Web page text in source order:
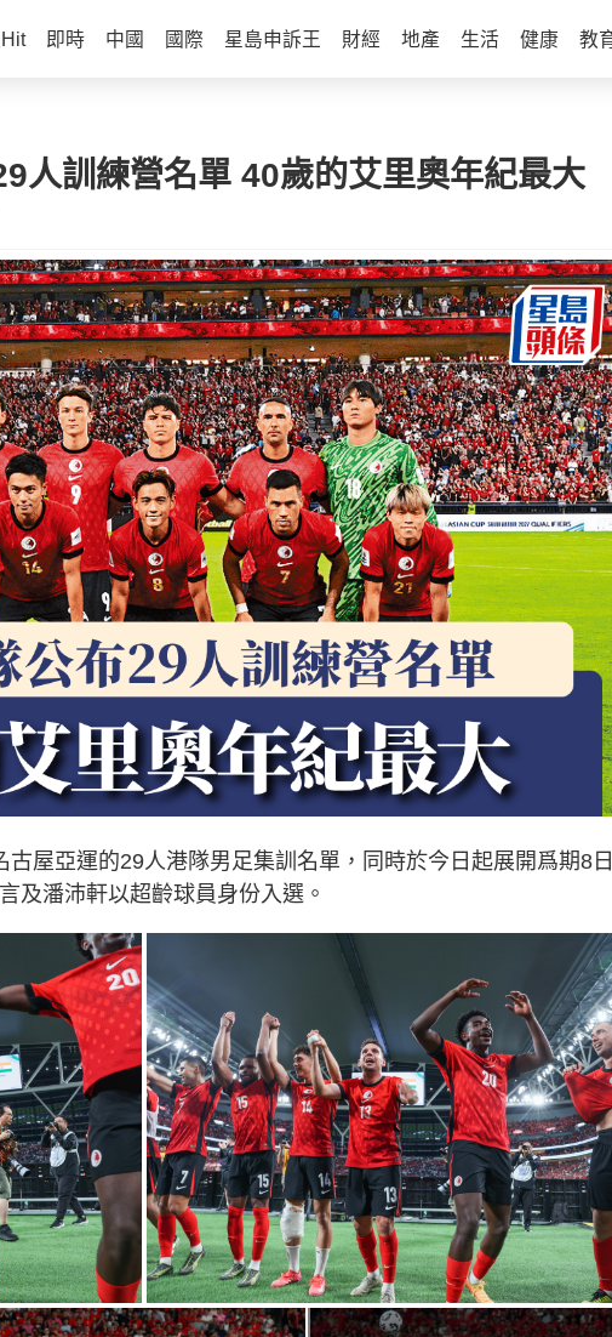
即時 中國 國際 星島申訴王 財經 地產 生活 健康 教
人訓練營名單 40歲的艾里奧年紀最大
屋亞運的29人港隊男足集訓名單，同時於今日起展開爲期8
及潘沛軒以超齡球員身份入選。